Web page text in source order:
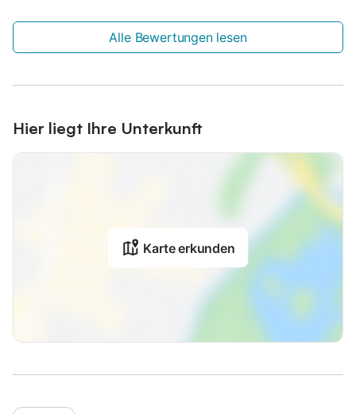
Alle Bewertungen lesen
Hier liegt Ihre Unterkunft
Karte erkunden